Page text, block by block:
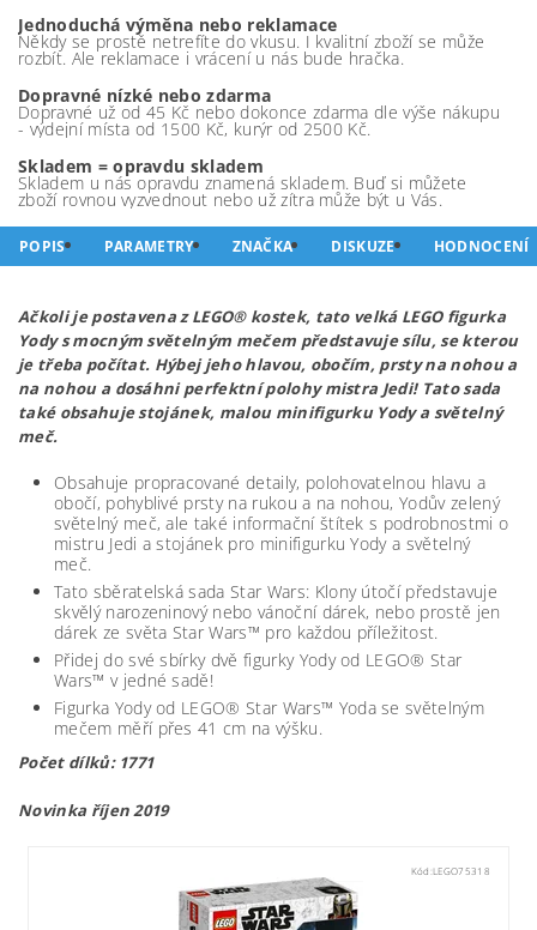
Jednoduchá výměna nebo reklamace
Někdy se prostě netrefíte do vkusu. I kvalitní zboží se může
rozbít. Ale reklamace i vrácení u nás bude hračka.
Dopravné nízké nebo zdarma
Dopravné už od 45 Kč nebo dokonce zdarma dle výše nákupu
- výdejní místa od 1500 Kč, kurýr od 2500 Kč.
Skladem = opravdu skladem
Skladem u nás opravdu znamená skladem. Buď si můžete
zboží rovnou vyzvednout nebo už zítra může být u Vás.
POPIS PARAMETRY ZNAČKA DISKUZE HODNOCENÍ
Ačkoli je postavena z LEGO® kostek, tato velká LEGO figurka
Yody s mocným světelným mečem představuje sílu, se kterou
je třeba počítat. Hýbej jeho hlavou, obočím, prsty na nohou a
na nohou a dosáhni perfektní polohy mistra Jedi! Tato sada
také obsahuje stojánek, malou minifigurku Yody a světelný
meč.
Obsahuje propracované detaily, polohovatelnou hlavu a
obočí, pohyblivé prsty na rukou a na nohou, Yodův zelený
světelný meč, ale také informační štítek s podrobnostmi o
mistru Jedi a stojánek pro minifigurku Yody a světelný
meč.
Tato sběratelská sada Star Wars: Klony útočí představuje
skvělý narozeninový nebo vánoční dárek, nebo prostě jen
dárek ze světa Star Wars™ pro každou příležitost.
Přidej do své sbírky dvě figurky Yody od LEGO® Star
Wars™ v jedné sadě!
Figurka Yody od LEGO® Star Wars™ Yoda se světelným
mečem měří přes 41 cm na výšku.
Počet dílků: 1771
Novinka říjen 2019
Kód:LEGO75318